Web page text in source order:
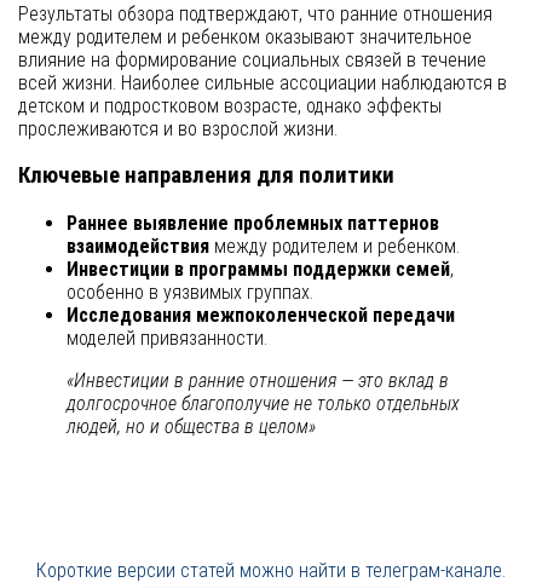
Результаты обзора подтверждают, что ранние отношения
между родителем и ребенком оказывают значительное
влияние на формирование социальных связей в течение
всей жизни. Наиболее сильные ассоциации наблюдаются в
детском и подростковом возрасте, однако эффекты
прослеживаются и во взрослой жизни.
Ключевые направления для политики
Раннее выявление проблемных паттернов
взаимодействия между родителем и ребенком.
Инвестиции в программы поддержки семей,
особенно в уязвимых группах.
Исследования межпоколенческой передачи
моделей привязанности.
«Инвестиции в ранние отношения — это вклад в
долгосрочное благополучие не только отдельных
людей, но и общества в целом»
Короткие версии статей можно найти в телеграм-канале.